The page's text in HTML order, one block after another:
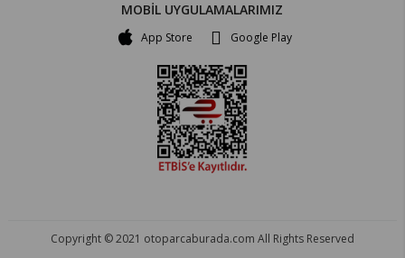
MOBİL UYGULAMALARIMIZ
App Store Google Play
Copyright © 2021 otoparcaburada.com All Rights Reserved